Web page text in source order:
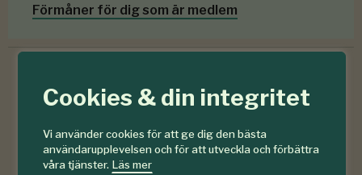
Cookies & din integritet
Vi använder cookies för att ge dig den bästa
användarupplevelsen och för att utveckla och förbättra
våra tjänster. Läs mer
Förmåner för dig som är medlem
6-7
2026